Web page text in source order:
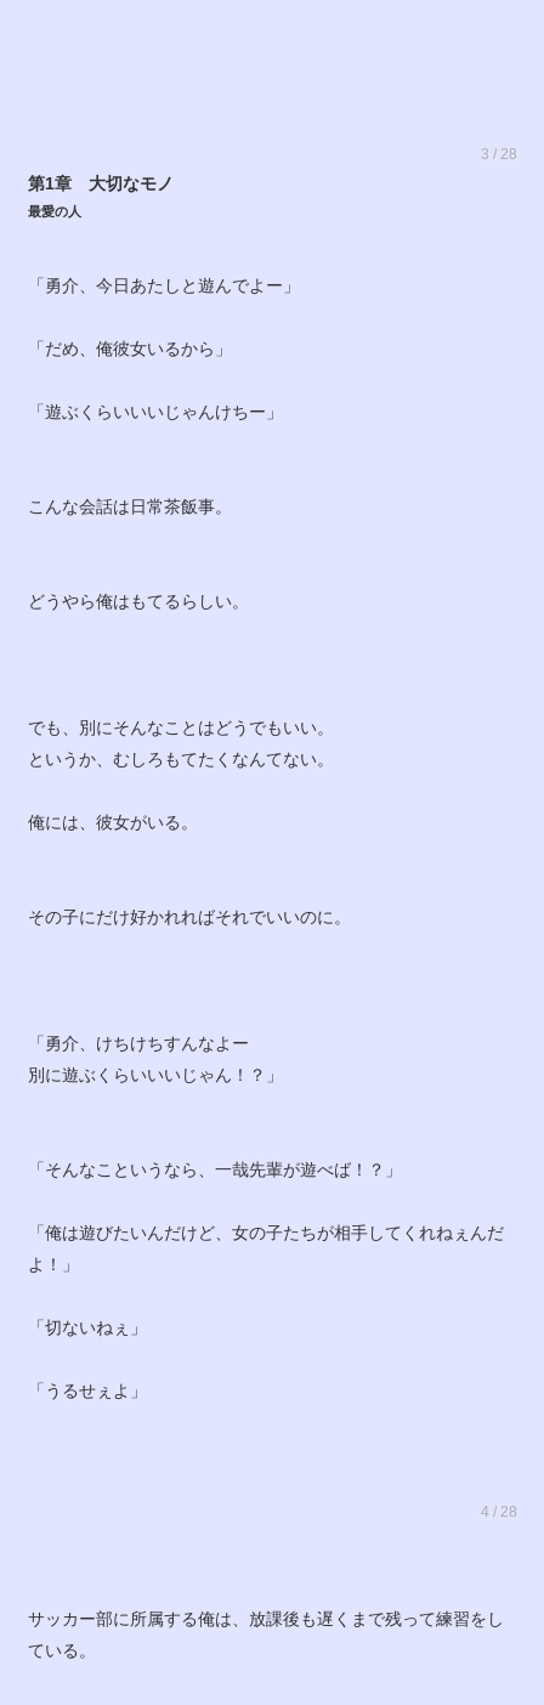
3 / 28
第1章 大切なモノ
最愛の人
「勇介、今日あたしと遊んでよー」
「だめ、俺彼女いるから」
「遊ぶくらいいいじゃんけちー」
こんな会話は日常茶飯事。
どうやら俺はもてるらしい。
でも、別にそんなことはどうでもいい。
というか、むしろもてたくなんてない。
俺には、彼女がいる。
その子にだけ好かれればそれでいいのに。
「勇介、けちけちすんなよー
別に遊ぶくらいいいじゃん！？」
「そんなこというなら、一哉先輩が遊べば！？」
「俺は遊びたいんだけど、女の子たちが相手してくれねぇんだ
よ！」
「切ないねぇ」
「うるせぇよ」
4 / 28
サッカー部に所属する俺は、放課後も遅くまで残って練習をし
ている。